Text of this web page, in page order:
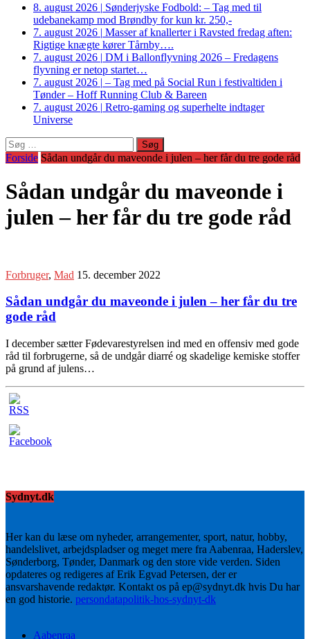
8. august 2026 | Sønderjyske Fodbold: – Tag med til
udebanekamp mod Brøndby for kun kr. 250,-
7. august 2026 | Masser af knallerter i Ravsted fredag aften:
Rigtige knægte kører Tårnby….
7. august 2026 | DM i Ballonflyvning 2026 – Fredagens
flyvning er netop startet…
7. august 2026 | – Tag med på Social Run i festivaltiden i
Tønder – Hoff Running Club & Bareen
7. august 2026 | Retro-gaming og superhelte indtager
Universe
Søg
efter:
Forside Sådan undgår du maveonde i julen – her får du tre gode råd
Sådan undgår du maveonde i
julen – her får du tre gode råd
Forbruger, Mad 15. december 2022
Sådan undgår du maveonde i julen – her får du tre
gode råd
I december sætter Fødevarestyrelsen ind med en offensiv med gode
råd til forbrugerne, så de undgår diarré og skadelige kemiske stoffer
på grund af julens…
Sydnyt.dk
Her kan du læse om nyheder, arrangementer, sport, natur, hobby,
handelslivet, arbejdspladser og meget mere fra Aabenraa, Haderslev,
Sønderborg, Tønder, Danmark og den store vide verden. Siden
opdateres og redigeres af Erik Egvad Petersen, der er
ansvarshavende redaktør. Kontakt os på ep@sydnyt.dk hvis Du har
en god historie. persondatapolitik-hos-sydnyt-dk
Aabenraa